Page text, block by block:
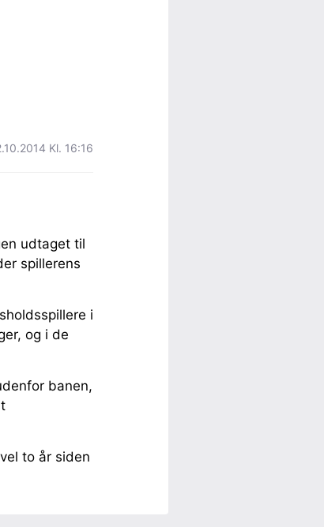
Kl. 16:16
udtaget til
spillerens
i
og i de
banen,
to år siden